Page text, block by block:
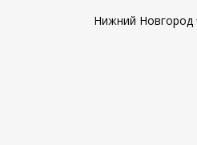
Нижний Новгород